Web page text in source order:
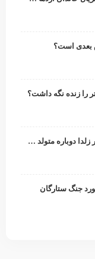
بعدی است؟
را زنده نگه داشت؟
بازگشت Ocarina of Time؛ شاهکار زلدا دوباره متولد می‌شود
جنگ ستارگان